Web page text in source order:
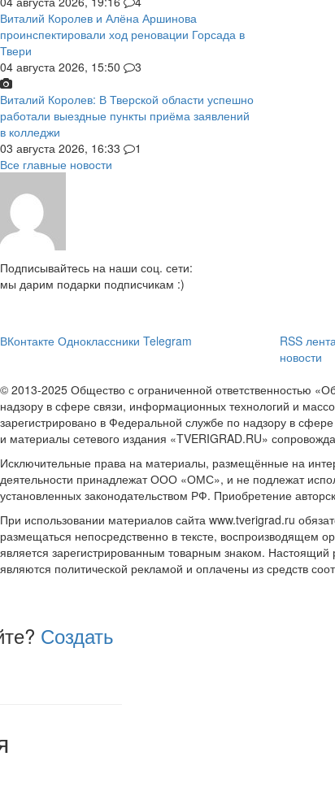
Виталий Королев и Алёна Аршинова
проинспектировали ход реновации Горсада в
Твери
04 августа 2026, 15:50
3
Виталий Королев: В Тверской области успешно
работали выездные пункты приёма заявлений
в колледжи
03 августа 2026, 16:33
1
Все главные новости
Подписывайтесь на наши соц. сети:
мы дарим подарки подписчикам :)
ВКонтакте Одноклассники Telegram RSS
новости
© 2013-2025 Общество с ограниченной ответственностью
надзору в сфере связи, информационных технологий и
зарегистрировано в Федеральной службе по надзору в
и материалы сетевого издания «TVERIGRAD.RU»
Исключительные права на материалы, размещённые на
деятельности принадлежат ООО «ОМС», и не подлежат
установленных законодательством РФ. Приобретение
При использовании материалов сайта www.tverigrad.ru
размещаться непосредственно в тексте, воспроизводящем
является зарегистрированным товарным знаком.
являются политической рекламой и оплачены из средств
Создать